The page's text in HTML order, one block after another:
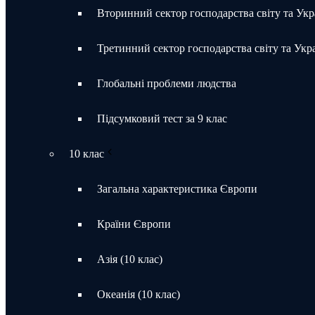
Вторинний сектор господарства світу та
Третинний сектор господарства світу та
Глобальні проблеми людства
Підсумковий тест за 9 клас
10 клас
Загальна характеристика Європи
Країни Європи
Азія (10 клас)
Океанія (10 клас)